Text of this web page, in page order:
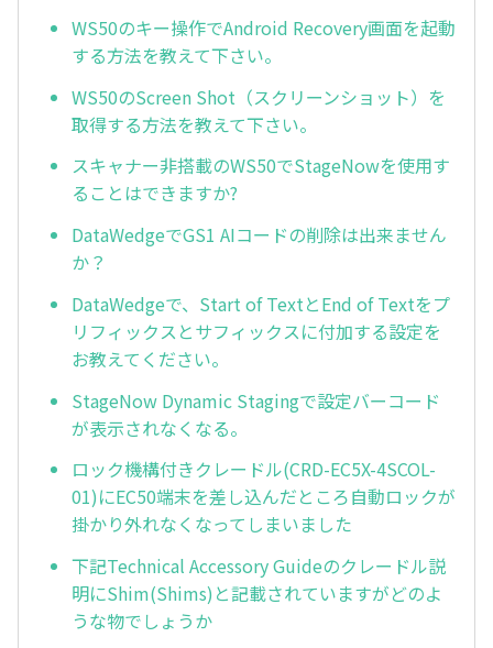
WS50のキー操作でAndroid Recovery画面を起動
する方法を教えて下さい。
WS50のScreen Shot（スクリーンショット）を
取得する方法を教えて下さい。
スキャナー非搭載のWS50でStageNowを使用す
ることはできますか?
DataWedgeでGS1 AIコードの削除は出来ません
か？
DataWedgeで、Start of TextとEnd of Textをプ
リフィックスとサフィックスに付加する設定を
お教えてください。
StageNow Dynamic Stagingで設定バーコード
が表示されなくなる。
ロック機構付きクレードル(CRD-EC5X-4SCOL-
01)にEC50端末を差し込んだところ自動ロックが
掛かり外れなくなってしまいました
下記Technical Accessory Guideのクレードル説
明にShim(Shims)と記載されていますがどのよ
うな物でしょうか